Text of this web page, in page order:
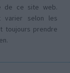
de ce site web.
varier selon les
toujours prendre